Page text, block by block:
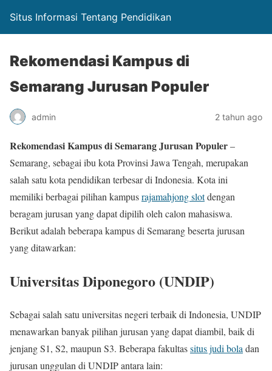
Situs Informasi Tentang Pendidikan
Rekomendasi Kampus di
Semarang Jurusan Populer
admin 2 tahun ago
Rekomendasi Kampus di Semarang Jurusan Populer–
Semarang, sebagai ibu kota Provinsi Jawa Tengah, merupakan
salah satu kota pendidikan terbesar di Indonesia. Kota ini
memiliki berbagai pilihan kampusrajamahjong slotdengan
beragam jurusan yang dapat dipilih oleh calon mahasiswa.
Berikut adalah beberapa kampus di Semarang beserta jurusan
yang ditawarkan:
Universitas Diponegoro (UNDIP)
Sebagai salah satu universitas negeri terbaik di Indonesia, UNDIP
menawarkan banyak pilihan jurusan yang dapat diambil, baik di
jenjang S1, S2, maupun S3. Beberapa fakultassitus judi bola dan
jurusan unggulan di UNDIP antara lain: